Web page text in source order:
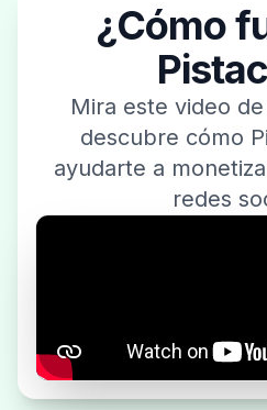
¿Cómo
Mira este video
descubre cómo
ayudarte a
redes